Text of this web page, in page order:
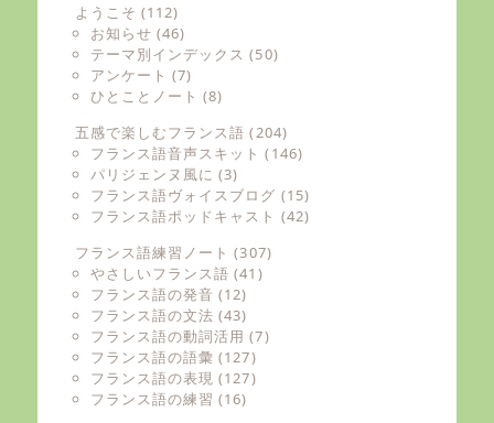
ようこそ (112)
お知らせ (46)
テーマ別インデックス (50)
アンケート (7)
ひとことノート (8)
五感で楽しむフランス語 (204)
フランス語音声スキット (146)
パリジェンヌ風に (3)
フランス語ヴォイスブログ (15)
フランス語ポッドキャスト (42)
フランス語練習ノート (307)
やさしいフランス語 (41)
フランス語の発音 (12)
フランス語の文法 (43)
フランス語の動詞活用 (7)
フランス語の語彙 (127)
フランス語の表現 (127)
フランス語の練習 (16)